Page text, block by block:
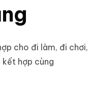
cho đi làm, đi chơi,
kết hợp cùng